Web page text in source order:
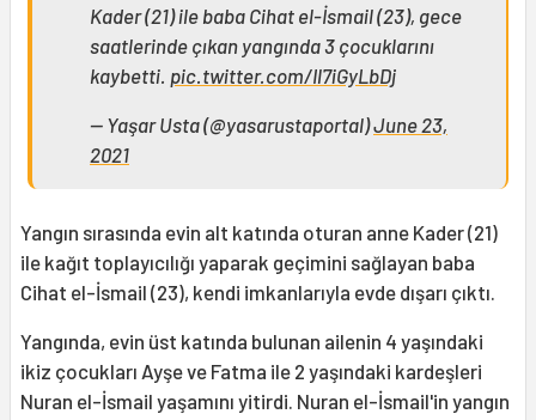
Kader (21) ile baba Cihat el-İsmail (23), gece
saatlerinde çıkan yangında 3 çocuklarını
kaybetti. pic.twitter.com/Il7iGyLbDj
— Yaşar Usta (@yasarustaportal)June 23,
2021
Yangın sırasında evin alt katında oturan anne Kader (21)
ile kağıt toplayıcılığı yaparak geçimini sağlayan baba
Cihat el-İsmail (23), kendi imkanlarıyla evde dışarı çıktı.
Yangında, evin üst katında bulunan ailenin 4 yaşındaki
ikiz çocukları Ayşe ve Fatma ile 2 yaşındaki kardeşleri
Nuran el-İsmail yaşamını yitirdi. Nuran el-İsmail'in yangın